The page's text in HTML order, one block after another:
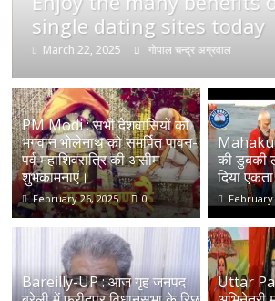
single dating sites today
March 22, 2025 गोपाल चन्द्र अग्रवाल
PM Modi : सभी देशवासियों को
भगवान भोलेनाथ को समर्पित पावन-
पर्व महाशिवरात्रि की असीम
शुभकामनाएं।
February 26, 2025 0
की डुबकी
दिया
February
Bareilly-UP : आज गृह जनपद
Uttar